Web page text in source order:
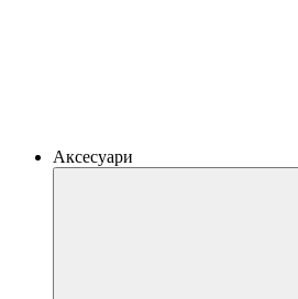
Аксесуари